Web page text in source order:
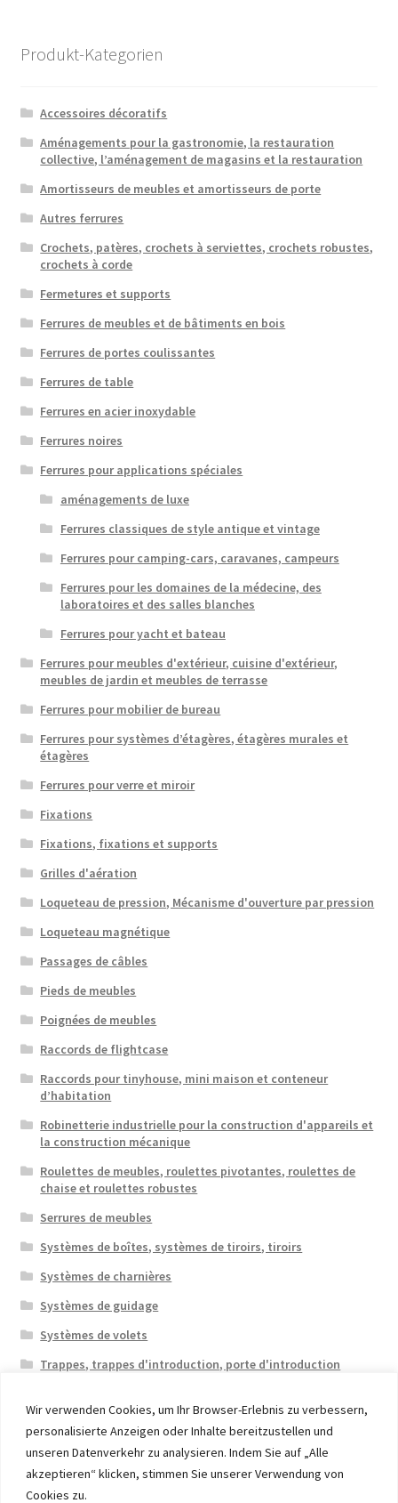
Wir verwenden Cookies, um Ihr Browser-Erlebnis zu verbessern,
personalisierte Anzeigen oder Inhalte bereitzustellen und
unseren Datenverkehr zu analysieren. Indem Sie auf „Alle
akzeptieren“ klicken, stimmen Sie unserer Verwendung von
Cookies zu.
Produkt-Kategorien
Accessoires décoratifs
Aménagements pour la gastronomie, la restauration
collective, l’aménagement de magasins et la restauration
Amortisseurs de meubles et amortisseurs de porte
Autres ferrures
Crochets, patères, crochets à serviettes, crochets robustes,
crochets à corde
Fermetures et supports
Ferrures de meubles et de bâtiments en bois
Ferrures de portes coulissantes
Ferrures de table
Ferrures en acier inoxydable
Ferrures noires
Ferrures pour applications spéciales
aménagements de luxe
Ferrures classiques de style antique et vintage
Ferrures pour camping-cars, caravanes, campeurs
Ferrures pour les domaines de la médecine, des
laboratoires et des salles blanches
Ferrures pour yacht et bateau
Ferrures pour meubles d'extérieur, cuisine d'extérieur,
meubles de jardin et meubles de terrasse
Ferrures pour mobilier de bureau
Ferrures pour systèmes d’étagères, étagères murales et
étagères
Ferrures pour verre et miroir
Fixations
Fixations, fixations et supports
Grilles d'aération
Loqueteau de pression, Mécanisme d'ouverture par pression
Loqueteau magnétique
Passages de câbles
Pieds de meubles
Poignées de meubles
Raccords de flightcase
Raccords pour tinyhouse, mini maison et conteneur
d’habitation
Robinetterie industrielle pour la construction d'appareils et
la construction mécanique
Roulettes de meubles, roulettes pivotantes, roulettes de
chaise et roulettes robustes
Serrures de meubles
Systèmes de boîtes, systèmes de tiroirs, tiroirs
Systèmes de charnières
Systèmes de guidage
Systèmes de volets
Trappes, trappes d'introduction, porte d'introduction
© 2026 Eruon Trade UG, Germany, member of the ERUON